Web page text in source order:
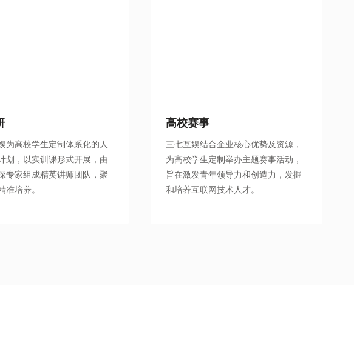
为高校学生定制体系化的人
划，以实训课形式开展，由
专家组成精英讲师团队，聚
准培养。
高校赛事
三七互娱结合企业核心优势及资源，
为高校学生定制举办主题赛事活动，
旨在激发青年领导力和创造力，发掘
和培养互联网技术人才。